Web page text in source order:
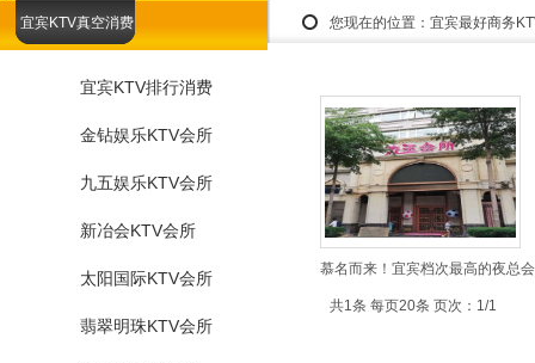
您现在的位置： 宜宾最好商务
宜宾KTV真空消费
宜宾KTV排行消费
金钻娱乐KTV会所
九五娱乐KTV会所
新冶会KTV会所
太阳国际KTV会所
翡翠明珠KTV会所
慕名而来！宜宾档次最高的夜总
共1条 每页20条 页次：1/1